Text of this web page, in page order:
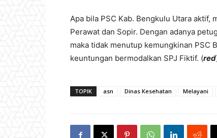
Apa bila PSC Kab. Bengkulu Utara
Perawat dan Sopir. Dengan adanya
maka tidak menutup kemungkinan PSC
keuntungan bermodalkan SPJ Fiktif. (red
TOPIK asn Dinas Kesehatan Melayani